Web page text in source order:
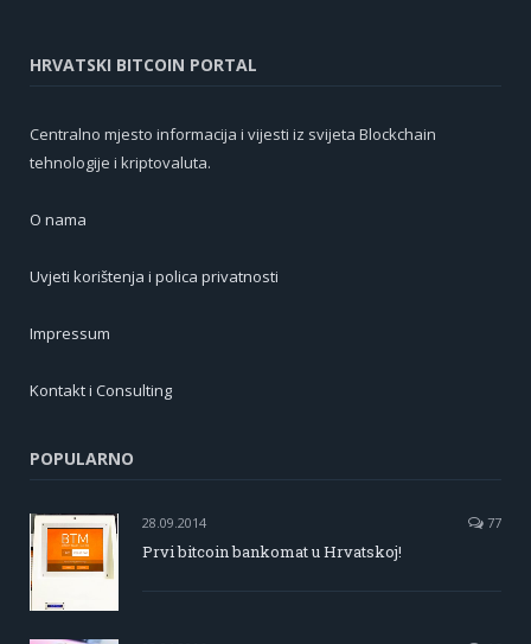
HRVATSKI BITCOIN PORTAL
Centralno mjesto informacija i vijesti iz svijeta Blockchain
tehnologije i kriptovaluta.
O nama
Uvjeti korištenja i polica privatnosti
Impressum
Kontakt i Consulting
POPULARNO
28.09.2014 77
Prvi bitcoin bankomat u Hrvatskoj!